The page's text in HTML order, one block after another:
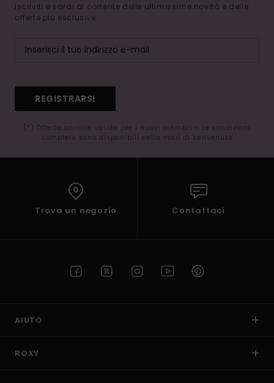
Iscriviti e sarai al corrente delle ultimissime novità e delle
offerte più esclusive.
REGISTRARSI
(*) Offerta on-line valida per i nuovi membri - Le condizioni
complete sono disponibili nella mail di benvenuto
Trova un negozio Contattaci
AIUTO
ROXY